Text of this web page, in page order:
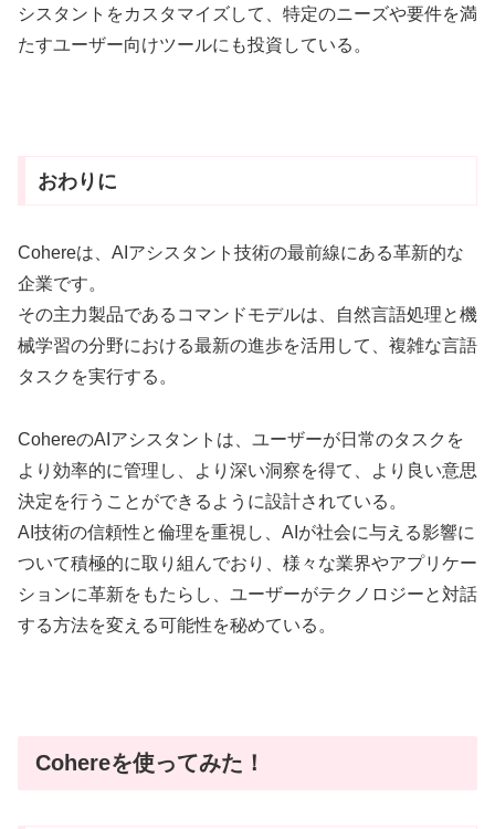
シスタントをカスタマイズして、特定のニーズや要件を満
たすユーザー向けツールにも投資している。
おわりに
Cohereは、AIアシスタント技術の最前線にある革新的な
企業です。
その主力製品であるコマンドモデルは、自然言語処理と機
械学習の分野における最新の進歩を活用して、複雑な言語
タスクを実行する。
CohereのAIアシスタントは、ユーザーが日常のタスクを
より効率的に管理し、より深い洞察を得て、より良い意思
決定を行うことができるように設計されている。
AI技術の信頼性と倫理を重視し、AIが社会に与える影響に
ついて積極的に取り組んでおり、様々な業界やアプリケー
ションに革新をもたらし、ユーザーがテクノロジーと対話
する方法を変える可能性を秘めている。
Cohereを使ってみた！